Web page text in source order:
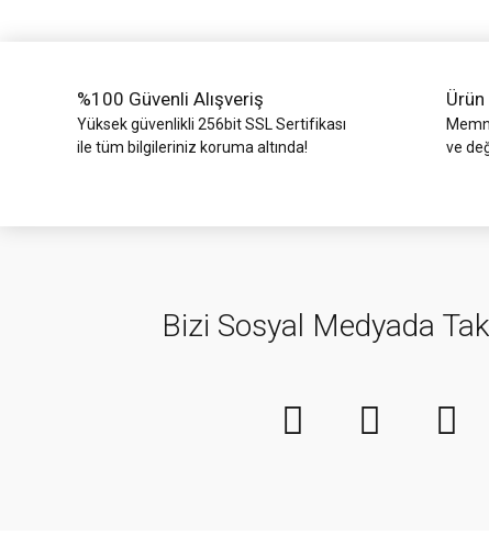
%100 Güvenli Alışveriş
Yüksek güvenlikli 256bit SSL Sertifikası
ile tüm bilgileriniz koruma altında!
ve
Bizi Sosyal Medyada